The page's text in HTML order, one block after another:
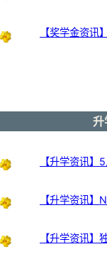
【奖学金资
升
【升学资讯】
【升学资讯
【升学资讯】